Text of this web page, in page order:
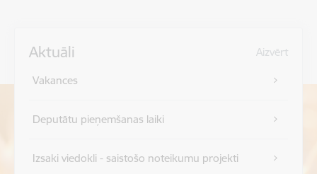
Aktuāli Aizvērt
Vakances
Deputātu pieņemšanas laiki
Izsaki viedokli - saistošo noteikumu projekti